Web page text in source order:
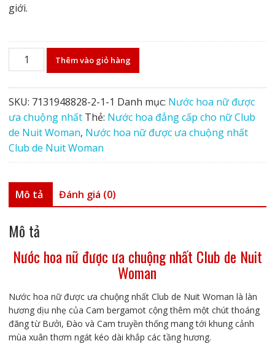
giới.
Nước
hoa
nữ
được
ưa
chuộng
nhất
Club
Nuit
Woman
số
lượng
Thêm vào giỏ hàng
SKU: 7131948828-2-1-1 Danh mục: Nước hoa nữ được
ưa chuộng nhất Thẻ: Nước hoa đẳng cấp cho nữ Club
de Nuit Woman, Nước hoa nữ được ưa chuộng nhất
Club de Nuit Woman
Mô tả Đánh giá (0)
Mô tả
Nước hoa nữ được ưa chuộng nhất Club de Nuit
Woman
Nước hoa nữ được ưa chuộng nhất Club de Nuit Woman là làn
hương dịu nhẹ của Cam bergamot cộng thêm một chút thoáng
đãng từ Bưởi, Đào và Cam truyền thống mang tới khung cảnh
mùa xuân thơm ngát kéo dài khắp các tầng hương.